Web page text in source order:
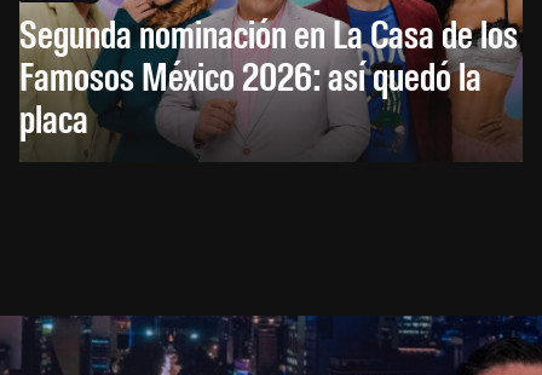
Segunda nominación en La Casa de los
Famosos México 2026: así quedó la
placa